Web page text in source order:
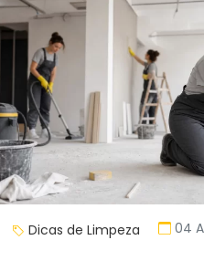
Dicas de Limpeza 04